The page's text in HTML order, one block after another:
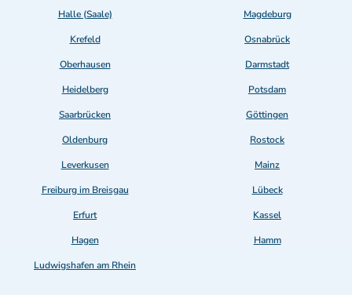
Halle (Saale)
Magdeburg
Krefeld
Osnabrück
Oberhausen
Darmstadt
Heidelberg
Potsdam
Saarbrücken
Göttingen
Oldenburg
Rostock
Leverkusen
Mainz
Freiburg im Breisgau
Lübeck
Erfurt
Kassel
Hagen
Hamm
Ludwigshafen am Rhein